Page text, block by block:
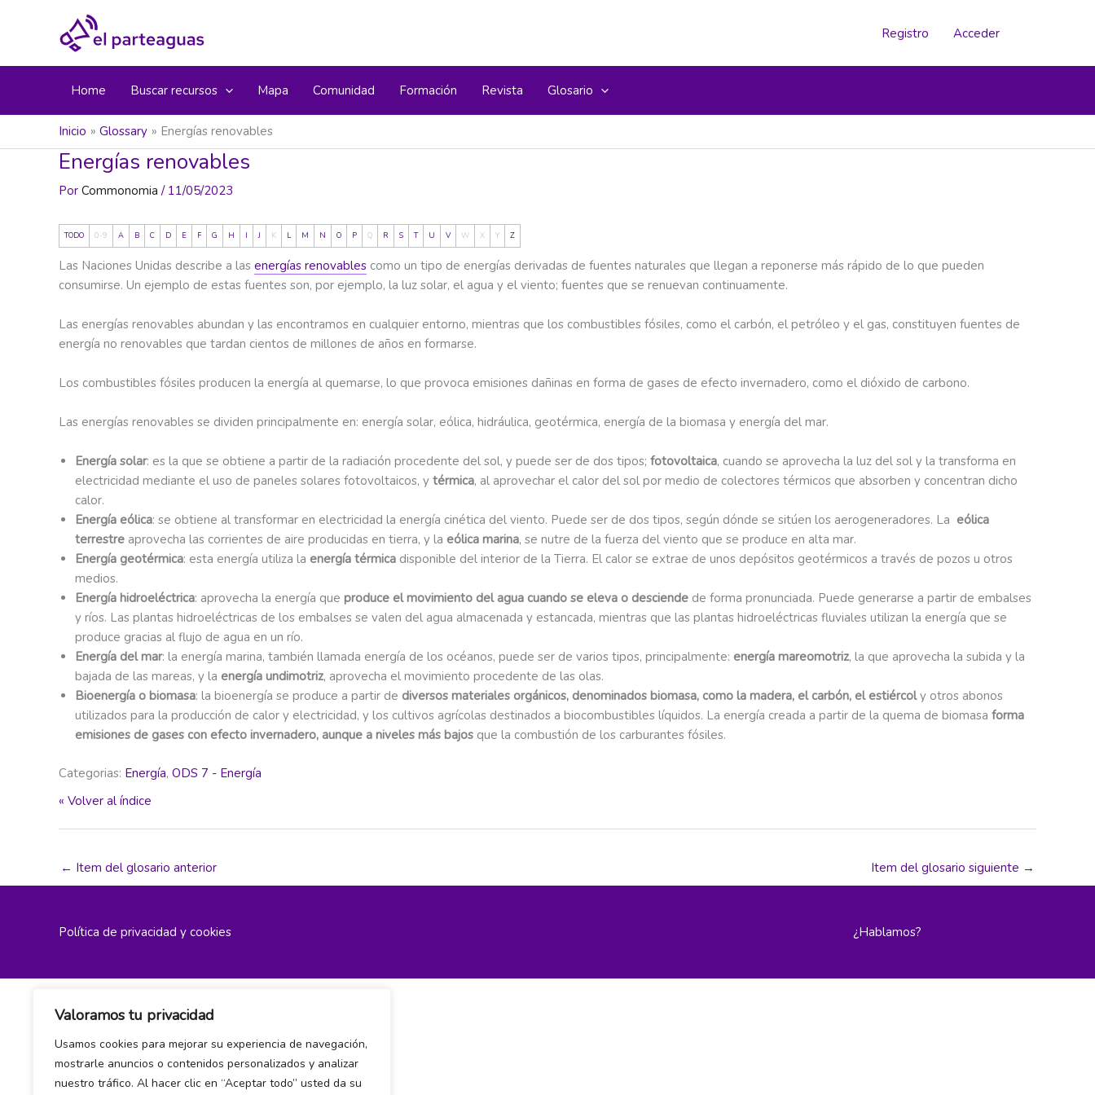
Valoramos tu privacidad
Usamos cookies para mejorar su experiencia de navegación,
mostrarle anuncios o contenidos personalizados y analizar
nuestro tráfico. Al hacer clic en “Aceptar todo” usted da su
Registro Acceder
Home Buscar recursos Mapa Comunidad Formación Revista Glosario
Inicio Glossary Energías renovables
Energías renovables
Por Commonomia/ 11/05/2023
TODO 0-9 A B C D E F G H I J K L M N O P Q R S T U V W X Y Z
Las Naciones Unidas describe a las energías renovables como un tipo de energías derivadas de fuentes naturales que llegan a reponerse más rápido de lo que pueden
consumirse. Un ejemplo de estas fuentes son, por ejemplo, la luz solar, el agua y el viento; fuentes que se renuevan continuamente.
Las energías renovables abundan y las encontramos en cualquier entorno, mientras que los combustibles fósiles, como el carbón, el petróleo y el gas, constituyen fuentes de
energía no renovables que tardan cientos de millones de años en formarse.
Los combustibles fósiles producen la energía al quemarse, lo que provoca emisiones dañinas en forma de gases de efecto invernadero, como el dióxido de carbono.
Las energías renovables se dividen principalmente en: energía solar, eólica, hidráulica, geotérmica, energía de la biomasa y energía del mar.
Energía solar: es la que se obtiene a partir de la radiación procedente del sol, y puede ser de dos tipos; fotovoltaica, cuando se aprovecha la luz del sol y la transforma en
electricidad mediante el uso de paneles solares fotovoltaicos, y térmica, al aprovechar el calor del sol por medio de colectores térmicos que absorben y concentran dicho
calor.
Energía eólica: se obtiene al transformar en electricidad la energía cinética del viento. Puede ser de dos tipos, según dónde se sitúen los aerogeneradores. La eólica
terrestre aprovecha las corrientes de aire producidas en tierra, y la eólica marina, se nutre de la fuerza del viento que se produce en alta mar.
Energía geotérmica: esta energía utiliza la energía térmica disponible del interior de la Tierra. El calor se extrae de unos depósitos geotérmicos a través de pozos u otros
medios.
Energía hidroeléctrica: aprovecha la energía que produce el movimiento del agua cuando se eleva o desciende de forma pronunciada. Puede generarse a partir de embalses
y ríos. Las plantas hidroeléctricas de los embalses se valen del agua almacenada y estancada, mientras que las plantas hidroeléctricas fluviales utilizan la energía que se
produce gracias al flujo de agua en un río.
Energía del mar: la energía marina, también llamada energía de los océanos, puede ser de varios tipos, principalmente: energía mareomotriz, la que aprovecha la subida y la
bajada de las mareas, y la energía undimotriz, aprovecha el movimiento procedente de las olas.
Bioenergía o biomasa: la bioenergía se produce a partir de diversos materiales orgánicos, denominados biomasa, como la madera, el carbón, el estiércoly otros abonos
utilizados para la producción de calor y electricidad, y los cultivos agrícolas destinados a biocombustibles líquidos. La energía creada a partir de la quema de biomasa forma
emisiones de gases con efecto invernadero, aunque a niveles más bajos que la combustión de los carburantes fósiles.
Categorias: Energía, ODS 7 - Energía
« Volver al índice
← Item del glosario anterior Item del glosario siguiente →
Política de privacidad y cookies ¿Hablamos?